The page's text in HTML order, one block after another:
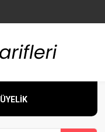
ÜYELİK